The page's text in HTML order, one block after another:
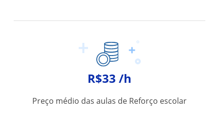
R$33 /h
Preço médio das aulas de Reforço escolar